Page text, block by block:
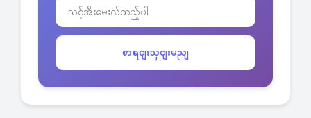
စာရငျးသှငျးမညျ